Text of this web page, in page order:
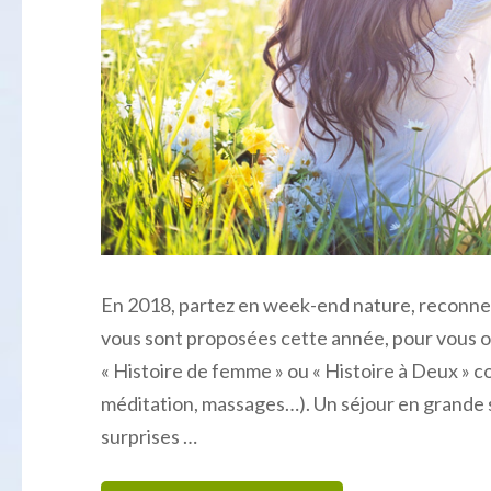
En 2018, partez en week-end nature,
vous sont proposées cette année, pour
« Histoire de femme » ou « Histoire à Deux »
méditation, massages…). Un séjour en
surprises …